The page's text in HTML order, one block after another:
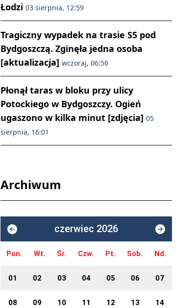
Łodzi 03 sierpnia, 12:59
Tragiczny wypadek na trasie S5 pod
Bydgoszczą. Zginęła jedna osoba
[aktualizacja] wczoraj, 06:56
Płonął taras w bloku przy ulicy
Potockiego w Bydgoszczy. Ogień
ugaszono w kilka minut [zdjęcia] 05
sierpnia, 16:01
Archiwum
czerwiec 2026
Pon. Wt. Śr. Czw. Pt. Sob. Nd.
01 02 03 04 05 06 07
08 09 10 11 12 13 14